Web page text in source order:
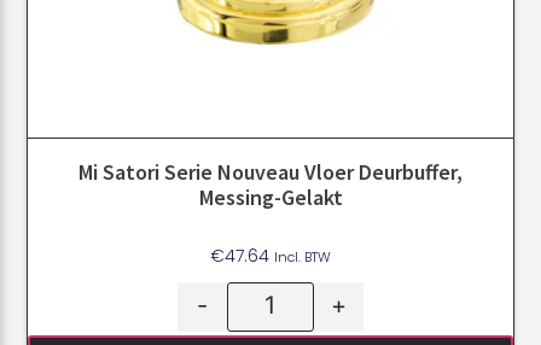
Mi Satori Serie Nouveau Vloer Deurbuffer,
Messing-Gelakt
€47.64 Incl. BTW
- +